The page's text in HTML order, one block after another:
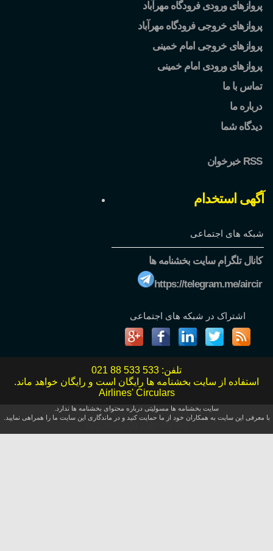
پروازهای ورودی فرودگاه مهرآباد
پروازهای خروجی فرودگاه مهرآباد
پروازهای خروجی امام خمینی
پروازهای ورودی امام خمینی
تماس با ما
درباره ما
دیدگاه شما
خبرخوان RSS
آگهی استخدام
شبکه های اجتماعی
کانال تلگرام سایت بخشنامه ها
https://telegram.me/aircir
اشتراک در شبکه های اجتماعی
تلفن: 021 88 533 533
استفاده از سایت بخشنامه ها رایگان است و رایگان خواهد ماند.
Airlines' Circulars
سایت بخشنامه ها مسولیتی درباره محتوای بخشنامه ها ندارد.
با معرفی این سایت به همکاران خود از ما حمایت کنید و در ماندگاری این سایت ما را همراهی نمایید.